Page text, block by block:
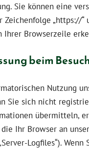
Sie können eine
Zeichenfolge „https://“
Ihrer Browserzeile
beim
Nutzung
Sie sich nicht
übermitteln,
Ihr Browser an
Logfiles“). Wenn